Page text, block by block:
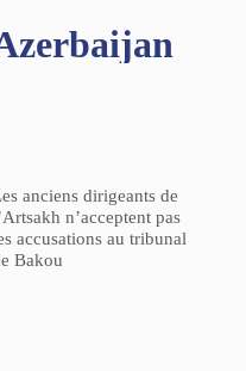
anciens dirigeants de
n’acceptent pas
accusations au tribunal
Bakou